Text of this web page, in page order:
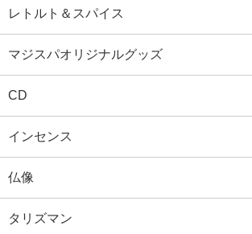
レトルト＆スパイス
マジスパオリジナルグッズ
CD
インセンス
仏像
タリズマン